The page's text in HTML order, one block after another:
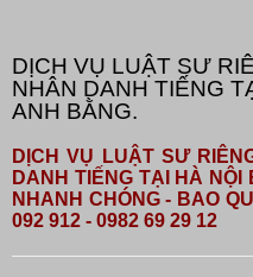
DỊCH VỤ LUẬT SƯ
NHÂN DANH TIẾNG
ANH BẰNG.
DỊCH VỤ LUẬT SƯ
DANH TIẾNG TẠI HÀ
NHANH CHÓNG - BAO
092 912 - 0982 69 29 12